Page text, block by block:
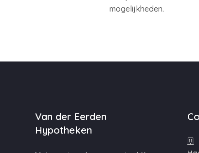
mogelijkheden.
Van der Eerden
Hypotheken